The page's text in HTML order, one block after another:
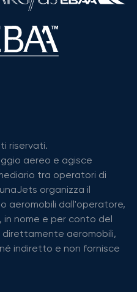
riservati.
aereo e agisce
tra operatori di
organizza il
aeromobili dall'operatore,
nome e per conto del
aeromobili,
indiretto e non fornisce